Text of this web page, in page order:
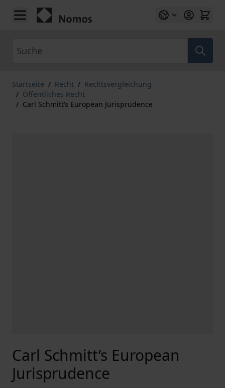
Zum Inhalt springen
Startseite / Recht / Rechtsvergleichung
/ Öffentliches Recht
/ Carl Schmitt’s European Jurisprudence
Carl Schmitt’s European
Jurisprudence